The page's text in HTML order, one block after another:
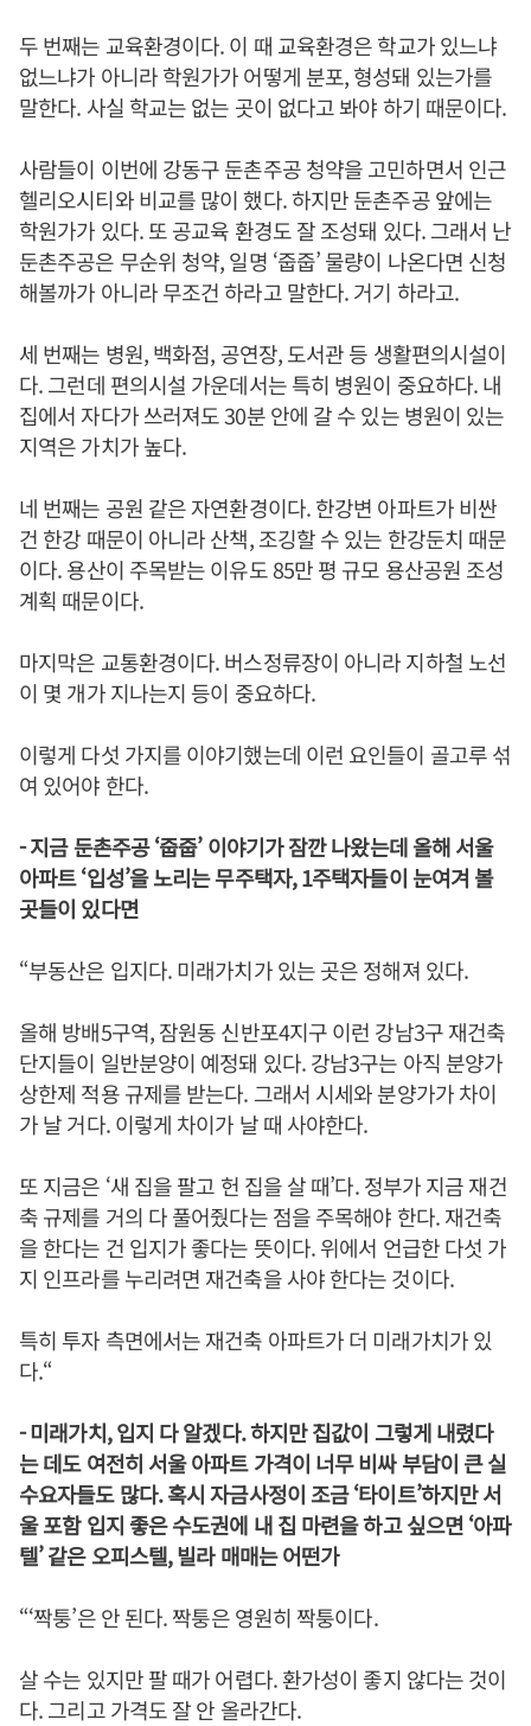
두 번째는 교육환경이다. 이 때 교육환경은 학교가 있느냐
없느냐가 아니라 학원가가 어떻게 분포, 형성돼 있는가를
말한다. 사실 학교는 없는 곳이 없다고 봐야 하기 때문이다.
사람들이 이번에 강동구 둔촌주공 청약을 고민하면서 인근
헬리오시티와 비교를 많이 했다. 하지만 둔촌주공 앞에는
학원가가 있다. 또 공교육 환경도 잘 조성돼 있다. 그래서 난
둔촌주공은 무순위 청약, 일명 ‘줍줍’ 물량이 나온다면 신청
해볼까가 아니라 무조건 하라고 말한다. 거기 하라고.
세 번째는 병원, 백화점, 공연장, 도서관 등 생활편의시설이
다. 그런데 편의시설 가운데서는 특히 병원이 중요하다. 내
집에서 자다가 쓰러져도 30분 안에 갈 수 있는 병원이 있는
지역은 가치가 높다.
네 번째는 공원 같은 자연환경이다. 한강변 아파트가 비싼
건 한강 때문이 아니라 산책, 조깅할 수 있는 한강둔치 때문
이다. 용산이 주목받는 이유도 85만 평 규모 용산공원 조성
계획 때문이다.
마지막은 교통환경이다. 버스정류장이 아니라 지하철 노선
이 몇 개가 지나는지 등이 중요하다.
이렇게 다섯 가지를 이야기했는데 이런 요인들이 골고루 섞
여 있어야 한다.
- 지금 둔촌주공 ‘줍줍’ 이야기가 잠깐 나왔는데 올해 서울
아파트 ‘입성’을 노리는 무주택자, 1주택자들이 눈여겨 볼
곳들이 있다면
“부동산은 입지다. 미래가치가 있는 곳은 정해져 있다.
올해 방배5구역, 잠원동 신반포4지구 이런 강남3구 재건축
단지들이 일반분양이 예정돼 있다. 강남3구는 아직 분양가
상한제 적용 규제를 받는다. 그래서 시세와 분양가가 차이
가 날 거다. 이렇게 차이가 날 때 사야한다.
또 지금은 ‘새 집을 팔고 헌 집을 살 때’다. 정부가 지금 재건
축 규제를 거의 다 풀어줬다는 점을 주목해야 한다. 재건축
을 한다는 건 입지가 좋다는 뜻이다. 위에서 언급한 다섯 가
지 인프라를 누리려면 재건축을 사야 한다는 것이다.
특히 투자 측면에서는 재건축 아파트가 더 미래가치가 있
다.“
- 미래가치, 입지 다 알겠다. 하지만 집값이 그렇게 내렸다
는 데도 여전히 서울 아파트 가격이 너무 비싸 부담이 큰 실
수요자들도 많다. 혹시 자금사정이 조금 ‘타이트’하지만 서
울 포함 입지 좋은 수도권에 내 집 마련을 하고 싶으면 ‘아파
텔’ 같은 오피스텔, 빌라 매매는 어떤가
“‘짝퉁’은 안 된다. 짝퉁은 영원히 짝퉁이다.
살 수는 있지만 팔 때가 어렵다. 환가성이 좋지 않다는 것이
다. 그리고 가격도 잘 안 올라간다.